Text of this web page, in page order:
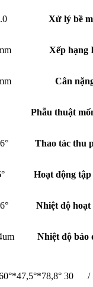
Xử lý bề
Xếp hạng
Cân
Phẫu thuật
Thao tác thu
Hoạt động
Nhiệt độ hoạt
Nhiệt độ bảo
30 /